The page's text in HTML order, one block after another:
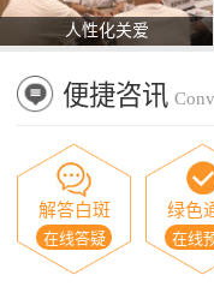
人性化关爱
便捷咨讯
解答白斑
在线答疑
绿色
在线